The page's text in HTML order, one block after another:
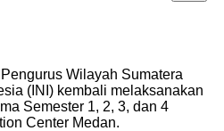
Wilayah Sumatera
(INI) kembali melaksanakan
Semester 1, 2, 3, dan 4
Center Medan.